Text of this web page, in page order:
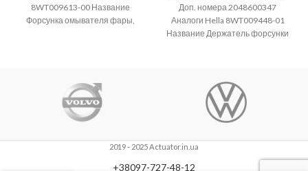
8WT009613-00 Название
Форсунка омывателя фары,
Доп. номера 2048600347
Аналоги Hella 8WT009448-01
Название Держатель форсунки
2019 - 2025 Actuator.in.ua
+38097-727-48-12